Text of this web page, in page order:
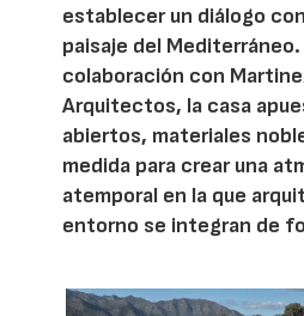
establecer un diálogo
paisaje del Mediterráneo.
colaboración con
Arquitectos, la casa
abiertos, materiales
medida para crear una
atemporal en la que
entorno se integran de